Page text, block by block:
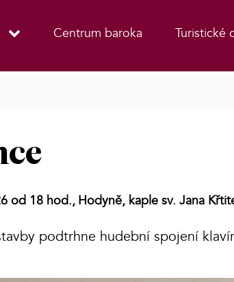
Centrum baroka Turistické
od 18 hod., Hodyně, kaple sv. Jana
podtrhne hudební spojení